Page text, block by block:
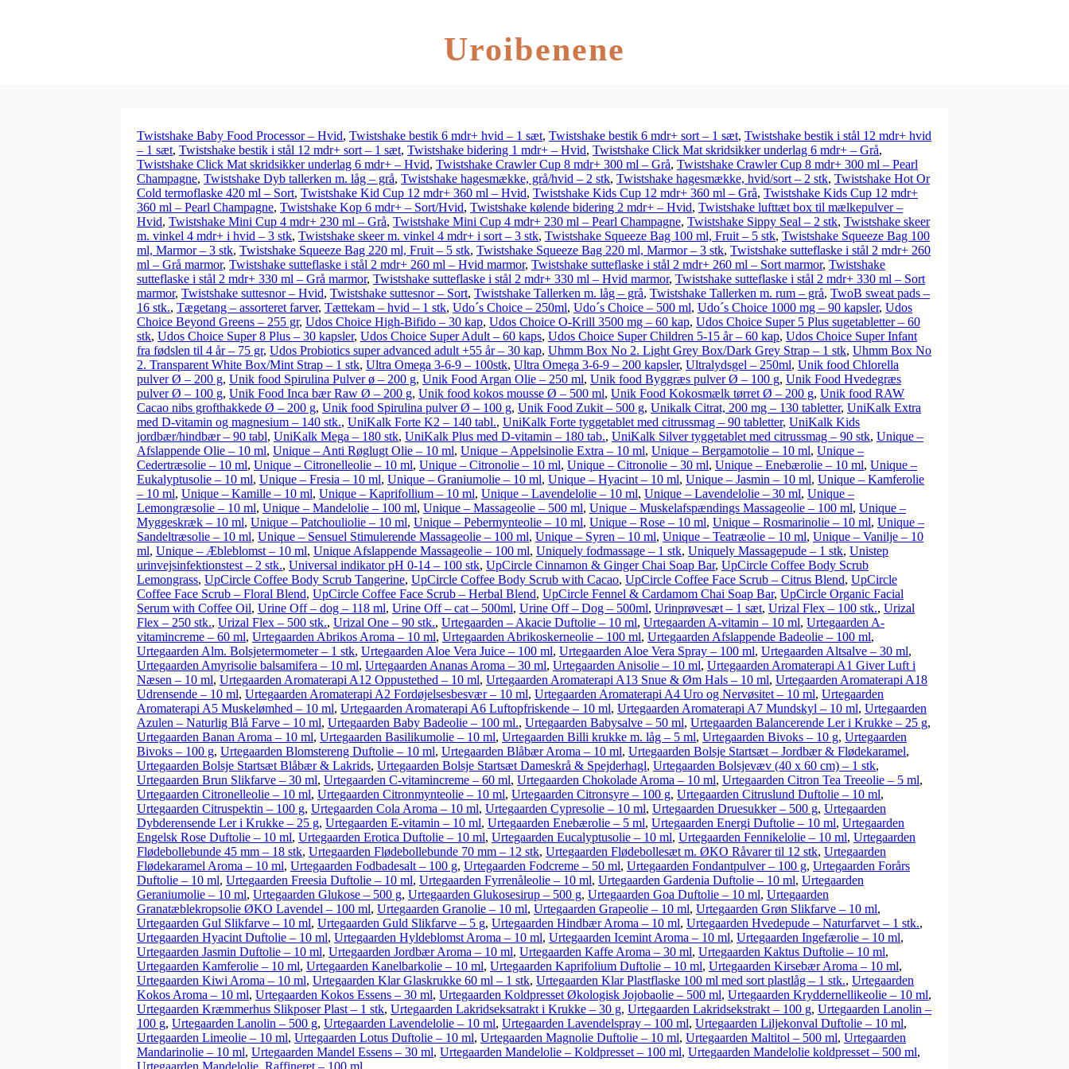
Uroibenene
Twistshake Baby Food Processor – Hvid, Twistshake bestik 6 mdr+ hvid – 1 sæt, Twistshake bestik 6 mdr+ sort – 1 sæt, Twistshake bestik i stål 12 mdr+ hvid
– 1 sæt, Twistshake bestik i stål 12 mdr+ sort – 1 sæt, Twistshake bidering 1 mdr+ – Hvid, Twistshake Click Mat skridsikker underlag 6 mdr+ – Grå,
Twistshake Click Mat skridsikker underlag 6 mdr+ – Hvid, Twistshake Crawler Cup 8 mdr+ 300 ml – Grå, Twistshake Crawler Cup 8 mdr+ 300 ml – Pearl
Champagne, Twistshake Dyb tallerken m. låg – grå, Twistshake hagesmække, grå/hvid – 2 stk, Twistshake hagesmække, hvid/sort – 2 stk, Twistshake Hot Or
Cold termoflaske 420 ml – Sort, Twistshake Kid Cup 12 mdr+ 360 ml – Hvid, Twistshake Kids Cup 12 mdr+ 360 ml – Grå, Twistshake Kids Cup 12 mdr+
360 ml – Pearl Champagne, Twistshake Kop 6 mdr+ – Sort/Hvid, Twistshake kølende bidering 2 mdr+ – Hvid, Twistshake lufttæt box til mælkepulver –
Hvid, Twistshake Mini Cup 4 mdr+ 230 ml – Grå, Twistshake Mini Cup 4 mdr+ 230 ml – Pearl Champagne, Twistshake Sippy Seal – 2 stk, Twistshake skeer
m. vinkel 4 mdr+ i hvid – 3 stk, Twistshake skeer m. vinkel 4 mdr+ i sort – 3 stk, Twistshake Squeeze Bag 100 ml, Fruit – 5 stk, Twistshake Squeeze Bag 100
ml, Marmor – 3 stk, Twistshake Squeeze Bag 220 ml, Fruit – 5 stk, Twistshake Squeeze Bag 220 ml, Marmor – 3 stk, Twistshake sutteflaske i stål 2 mdr+ 260
ml – Grå marmor, Twistshake sutteflaske i stål 2 mdr+ 260 ml – Hvid marmor, Twistshake sutteflaske i stål 2 mdr+ 260 ml – Sort marmor, Twistshake
sutteflaske i stål 2 mdr+ 330 ml – Grå marmor, Twistshake sutteflaske i stål 2 mdr+ 330 ml – Hvid marmor, Twistshake sutteflaske i stål 2 mdr+ 330 ml – Sort
marmor, Twistshake suttesnor – Hvid, Twistshake suttesnor – Sort, Twistshake Tallerken m. låg – grå, Twistshake Tallerken m. rum – grå, TwoB sweat pads –
16 stk., Tægetang – assorteret farver, Tættekam – hvid – 1 stk, Udo´s Choice – 250ml, Udo´s Choice – 500 ml, Udo´s Choice 1000 mg – 90 kapsler, Udos
Choice Beyond Greens – 255 gr, Udos Choice High-Bifido – 30 kap, Udos Choice O-Krill 3500 mg – 60 kap, Udos Choice Super 5 Plus sugetabletter – 60
stk, Udos Choice Super 8 Plus – 30 kapsler, Udos Choice Super Adult – 60 kaps, Udos Choice Super Children 5-15 år – 60 kap, Udos Choice Super Infant
fra fødslen til 4 år – 75 gr, Udos Probiotics super advanced adult +55 år – 30 kap, Uhmm Box No 2. Light Grey Box/Dark Grey Strap – 1 stk, Uhmm Box No
2. Transparent White Box/Mint Strap – 1 stk, Ultra Omega 3-6-9 – 100stk, Ultra Omega 3-6-9 – 200 kapsler, Ultralydsgel – 250ml, Unik food Chlorella
pulver Ø – 200 g, Unik food Spirulina Pulver ø – 200 g, Unik Food Argan Olie – 250 ml, Unik food Byggræs pulver Ø – 100 g, Unik Food Hvedegræs
pulver Ø – 100 g, Unik Food Inca bær Raw Ø – 200 g, Unik food kokos mousse Ø – 500 ml, Unik Food Kokosmælk tørret Ø – 200 g, Unik food RAW
Cacao nibs grofthakkede Ø – 200 g, Unik food Spirulina pulver Ø – 100 g, Unik Food Zukit – 500 g, Unikalk Citrat, 200 mg – 130 tabletter, UniKalk Extra
med D-vitamin og magnesium – 140 stk., UniKalk Forte K2 – 140 tabl., UniKalk Forte tyggetablet med citrussmag – 90 tabletter, UniKalk Kids
jordbær/hindbær – 90 tabl, UniKalk Mega – 180 stk, UniKalk Plus med D-vitamin – 180 tab., UniKalk Silver tyggetablet med citrussmag – 90 stk, Unique –
Afslappende Olie – 10 ml, Unique – Anti Røglugt Olie – 10 ml, Unique – Appelsinolie Extra – 10 ml, Unique – Bergamotolie – 10 ml, Unique –
Cedertræsolie – 10 ml, Unique – Citronelleolie – 10 ml, Unique – Citronolie – 10 ml, Unique – Citronolie – 30 ml, Unique – Enebærolie – 10 ml, Unique –
Eukalyptusolie – 10 ml, Unique – Fresia – 10 ml, Unique – Graniumolie – 10 ml, Unique – Hyacint – 10 ml, Unique – Jasmin – 10 ml, Unique – Kamferolie
– 10 ml, Unique – Kamille – 10 ml, Unique – Kaprifollium – 10 ml, Unique – Lavendelolie – 10 ml, Unique – Lavendelolie – 30 ml, Unique –
Lemongræsolie – 10 ml, Unique – Mandelolie – 100 ml, Unique – Massageolie – 500 ml, Unique – Muskelafspændings Massageolie – 100 ml, Unique –
Myggeskræk – 10 ml, Unique – Patchouliolie – 10 ml, Unique – Pebermynteolie – 10 ml, Unique – Rose – 10 ml, Unique – Rosmarinolie – 10 ml, Unique –
Sandeltræsolie – 10 ml, Unique – Sensuel Stimulerende Massageolie – 100 ml, Unique – Syren – 10 ml, Unique – Teatræolie – 10 ml, Unique – Vanilje – 10
ml, Unique – Æbleblomst – 10 ml, Unique Afslappende Massageolie – 100 ml, Uniquely fodmassage – 1 stk, Uniquely Massagepude – 1 stk, Unistep
urinvejsinfektionstest – 2 stk., Universal indikator pH 0-14 – 100 stk, UpCircle Cinnamon & Ginger Chai Soap Bar, UpCircle Coffee Body Scrub
Lemongrass, UpCircle Coffee Body Scrub Tangerine, UpCircle Coffee Body Scrub with Cacao, UpCircle Coffee Face Scrub – Citrus Blend, UpCircle
Coffee Face Scrub – Floral Blend, UpCircle Coffee Face Scrub – Herbal Blend, UpCircle Fennel & Cardamom Chai Soap Bar, UpCircle Organic Facial
Serum with Coffee Oil, Urine Off – dog – 118 ml, Urine Off – cat – 500ml, Urine Off – Dog – 500ml, Urinprøvesæt – 1 sæt, Urizal Flex – 100 stk., Urizal
Flex – 250 stk., Urizal Flex – 500 stk., Urizal One – 90 stk., Urtegaarden – Akacie Duftolie – 10 ml, Urtegaarden A-vitamin – 10 ml, Urtegaarden A-
vitamincreme – 60 ml, Urtegaarden Abrikos Aroma – 10 ml, Urtegaarden Abrikoskerneolie – 100 ml, Urtegaarden Afslappende Badeolie – 100 ml,
Urtegaarden Alm. Bolsjetermometer – 1 stk, Urtegaarden Aloe Vera Juice – 100 ml, Urtegaarden Aloe Vera Spray – 100 ml, Urtegaarden Altsalve – 30 ml,
Urtegaarden Amyrisolie balsamifera – 10 ml, Urtegaarden Ananas Aroma – 30 ml, Urtegaarden Anisolie – 10 ml, Urtegaarden Aromaterapi A1 Giver Luft i
Næsen – 10 ml, Urtegaarden Aromaterapi A12 Oppustethed – 10 ml, Urtegaarden Aromaterapi A13 Snue & Øm Hals – 10 ml, Urtegaarden Aromaterapi A18
Udrensende – 10 ml, Urtegaarden Aromaterapi A2 Fordøjelsesbesvær – 10 ml, Urtegaarden Aromaterapi A4 Uro og Nervøsitet – 10 ml, Urtegaarden
Aromaterapi A5 Muskelømhed – 10 ml, Urtegaarden Aromaterapi A6 Luftopfriskende – 10 ml, Urtegaarden Aromaterapi A7 Mundskyl – 10 ml, Urtegaarden
Azulen – Naturlig Blå Farve – 10 ml, Urtegaarden Baby Badeolie – 100 ml., Urtegaarden Babysalve – 50 ml, Urtegaarden Balancerende Ler i Krukke – 25 g,
Urtegaarden Banan Aroma – 10 ml, Urtegaarden Basilikumolie – 10 ml, Urtegaarden Billi krukke m. låg – 5 ml, Urtegaarden Bivoks – 10 g, Urtegaarden
Bivoks – 100 g, Urtegaarden Blomstereng Duftolie – 10 ml, Urtegaarden Blåbær Aroma – 10 ml, Urtegaarden Bolsje Startsæt – Jordbær & Flødekaramel,
Urtegaarden Bolsje Startsæt Blåbær & Lakrids, Urtegaarden Bolsje Startsæt Dameskrå & Spejderhagl, Urtegaarden Bolsjevæv (40 x 60 cm) – 1 stk,
Urtegaarden Brun Slikfarve – 30 ml, Urtegaarden C-vitamincreme – 60 ml, Urtegaarden Chokolade Aroma – 10 ml, Urtegaarden Citron Tea Treeolie – 5 ml,
Urtegaarden Citronelleolie – 10 ml, Urtegaarden Citronmynteolie – 10 ml, Urtegaarden Citronsyre – 100 g, Urtegaarden Citruslund Duftolie – 10 ml,
Urtegaarden Citruspektin – 100 g, Urtegaarden Cola Aroma – 10 ml, Urtegaarden Cypresolie – 10 ml, Urtegaarden Druesukker – 500 g, Urtegaarden
Dybderensende Ler i Krukke – 25 g, Urtegaarden E-vitamin – 10 ml, Urtegaarden Enebærolie – 5 ml, Urtegaarden Energi Duftolie – 10 ml, Urtegaarden
Engelsk Rose Duftolie – 10 ml, Urtegaarden Erotica Duftolie – 10 ml, Urtegaarden Eucalyptusolie – 10 ml, Urtegaarden Fennikelolie – 10 ml, Urtegaarden
Flødebollebunde 45 mm – 18 stk, Urtegaarden Flødebollebunde 70 mm – 12 stk, Urtegaarden Flødebollesæt m. ØKO Råvarer til 12 stk, Urtegaarden
Flødekaramel Aroma – 10 ml, Urtegaarden Fodbadesalt – 100 g, Urtegaarden Fodcreme – 50 ml, Urtegaarden Fondantpulver – 100 g, Urtegaarden Forårs
Duftolie – 10 ml, Urtegaarden Freesia Duftolie – 10 ml, Urtegaarden Fyrrenåleolie – 10 ml, Urtegaarden Gardenia Duftolie – 10 ml, Urtegaarden
Geraniumolie – 10 ml, Urtegaarden Glukose – 500 g, Urtegaarden Glukosesirup – 500 g, Urtegaarden Goa Duftolie – 10 ml, Urtegaarden
Granatæblekropsolie ØKO Lavendel – 100 ml, Urtegaarden Granolie – 10 ml, Urtegaarden Grapeolie – 10 ml, Urtegaarden Grøn Slikfarve – 10 ml,
Urtegaarden Gul Slikfarve – 10 ml, Urtegaarden Guld Slikfarve – 5 g, Urtegaarden Hindbær Aroma – 10 ml, Urtegaarden Hvedepude – Naturfarvet – 1 stk.,
Urtegaarden Hyacint Duftolie – 10 ml, Urtegaarden Hyldeblomst Aroma – 10 ml, Urtegaarden Icemint Aroma – 10 ml, Urtegaarden Ingefærolie – 10 ml,
Urtegaarden Jasmin Duftolie – 10 ml, Urtegaarden Jordbær Aroma – 10 ml, Urtegaarden Kaffe Aroma – 30 ml, Urtegaarden Kaktus Duftolie – 10 ml,
Urtegaarden Kamferolie – 10 ml, Urtegaarden Kanelbarkolie – 10 ml, Urtegaarden Kaprifolium Duftolie – 10 ml, Urtegaarden Kirsebær Aroma – 10 ml,
Urtegaarden Kiwi Aroma – 10 ml, Urtegaarden Klar Glaskrukke 60 ml – 1 stk, Urtegaarden Klar Plastflaske 100 ml med sort plastlåg – 1 stk., Urtegaarden
Kokos Aroma – 10 ml, Urtegaarden Kokos Essens – 30 ml, Urtegaarden Koldpresset Økologisk Jojobaolie – 500 ml, Urtegaarden Kryddernellikeolie – 10 ml,
Urtegaarden Kræmmerhus Slikposer Plast – 1 stk, Urtegaarden Lakridseksatrakt i Krukke – 30 g, Urtegaarden Lakridsekstrakt – 100 g, Urtegaarden Lanolin –
100 g, Urtegaarden Lanolin – 500 g, Urtegaarden Lavendelolie – 10 ml, Urtegaarden Lavendelspray – 100 ml, Urtegaarden Liljekonval Duftolie – 10 ml,
Urtegaarden Limeolie – 10 ml, Urtegaarden Lotus Duftolie – 10 ml, Urtegaarden Magnolie Duftolie – 10 ml, Urtegaarden Maltitol – 500 ml, Urtegaarden
Mandarinolie – 10 ml, Urtegaarden Mandel Essens – 30 ml, Urtegaarden Mandelolie – Koldpresset – 100 ml, Urtegaarden Mandelolie koldpresset – 500 ml,
Urtegaarden Mandelolie, Raffineret – 100 ml